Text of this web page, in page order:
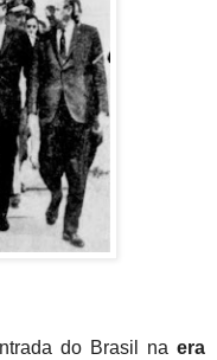
do Brasil na era